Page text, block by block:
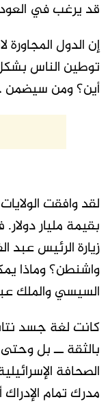
قد يرغب في
إن الدول
توطين الناس
أين؟ ومن
لقد وافقت
بقيمة مليار
زيارة الرئيس عبد
واشنطن؟ وماذا
السيسي والملك
كانت لغة جسد
بالثقة ــ بل
الصحافة
مدرك تمام